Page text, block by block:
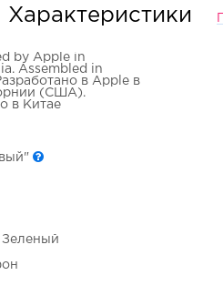
Характеристики
by Apple in
Assembled in
в Apple в
(США).
в Китае
Зеленый